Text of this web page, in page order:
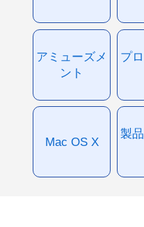
アミューズメ
ント
プ
Mac OS X
製